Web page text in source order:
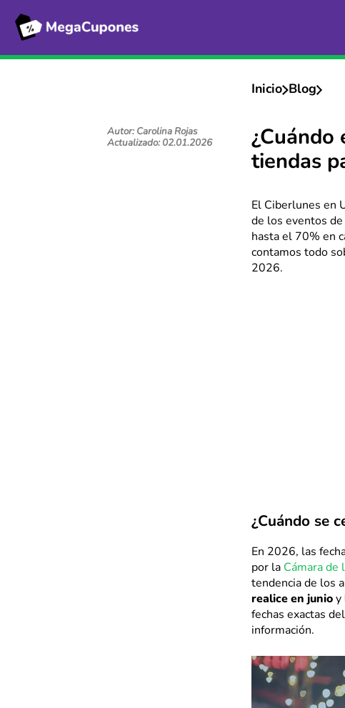
Inicio Blog
Autor: Carolina Rojas
Actualizado: 02.01.2026
¿Cuándo
tiendas
El Ciberlunes en
de los eventos
hasta el 70% en
contamos todo
2026.
¿Cuándo se
En 2026, las
por la Cámara de
tendencia de los
realice en junio y
fechas exactas
información.